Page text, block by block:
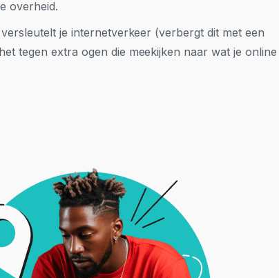
overheid.
je internetverkeer (verbergt dit met een
tegen extra ogen die meekijken naar wat je online